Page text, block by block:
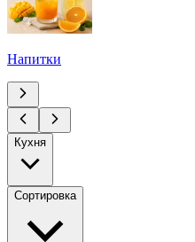
Напитки
Кухня
Сортировка